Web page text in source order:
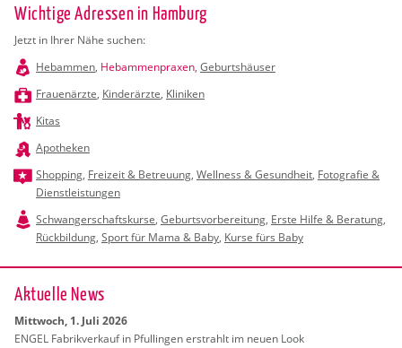
Wichtige Adressen in Hamburg
Jetzt in Ihrer Nähe suchen:
Hebammen, Hebammenpraxen, Geburtshäuser
Frauenärzte, Kinderärzte, Kliniken
Kitas
Apotheken
Shopping, Freizeit & Betreuung, Wellness & Gesundheit, Fotografie &
Dienstleistungen
Schwangerschaftskurse, Geburtsvorbereitung, Erste Hilfe & Beratung,
Rückbildung, Sport für Mama & Baby, Kurse fürs Baby
Ak­tu­el­le News
Mitt­woch, 1. Juli 2026
ENGEL Fa­brik­ver­kauf in Pful­lin­gen er­strahlt im neuen Look